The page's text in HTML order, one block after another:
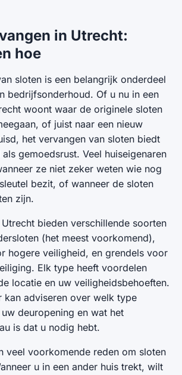
in Utrecht:
hoe
sloten is een belangrijk onderdeel
bedrijfsonderhoud. Of u nu in een
woont waar de originele sloten
of juist naar een nieuw
het vervangen van sloten biedt
gemoedsrust. Veel huiseigenaren
ze niet zeker weten wie nog
bezit, of wanneer de sloten
zijn.
bieden verschillende soorten
(het meest voorkomend),
hogere veiligheid, en grendels voor
Elk type heeft voordelen
locatie en uw veiligheidsbehoeften.
kan adviseren over welk type
deuropening en wat het
is dat u nodig hebt.
veel voorkomende reden om sloten
u in een ander huis trekt, wilt